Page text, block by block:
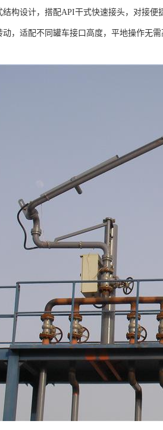
结构设计，搭配API干式快速接头，对接便
动，适配不同罐车接口高度，平地操作无